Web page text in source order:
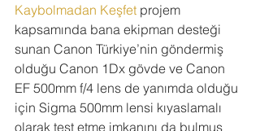
Kaybolmadan Keşfet projem
kapsamında bana ekipman desteği
sunan Canon Türkiye’nin göndermiş
olduğu Canon 1Dx gövde ve Canon
EF 500mm f/4 lens de yanımda olduğu
için Sigma 500mm lensi kıyaslamalı
olarak test etme imkanını da bulmuş